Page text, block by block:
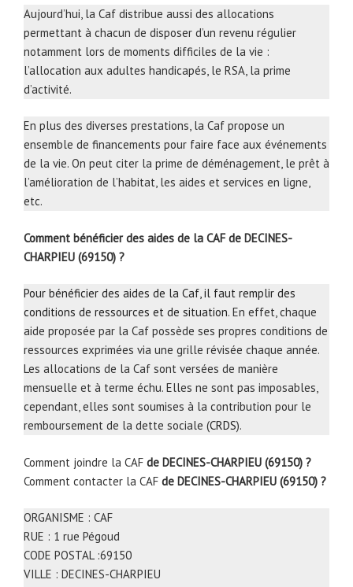
Aujourd’hui, la Caf distribue aussi des allocations
permettant à chacun de disposer d’un revenu régulier
notamment lors de moments difficiles de la vie :
l’allocation aux adultes handicapés, le RSA, la prime
d’activité.
En plus des diverses prestations, la Caf propose un
ensemble de financements pour faire face aux événements
de la vie. On peut citer la prime de déménagement, le prêt à
l’amélioration de l’habitat, les aides et services en ligne,
etc.
Comment bénéficier des aides de la CAF de DECINES-
CHARPIEU (69150) ?
Pour bénéficier des aides de la Caf, il faut remplir des
conditions de ressources et de situation. En effet, chaque
aide proposée par la Caf possède ses propres conditions de
ressources exprimées via une grille révisée chaque année.
Les allocations de la Caf sont versées de manière
mensuelle et à terme échu. Elles ne sont pas imposables,
cependant, elles sont soumises à la contribution pour le
remboursement de la dette sociale (CRDS).
Comment joindre la CAF de DECINES-CHARPIEU (69150) ?
Comment contacter la CAF de DECINES-CHARPIEU (69150) ?
ORGANISME : CAF
RUE : 1 rue Pégoud
CODE POSTAL :69150
VILLE : DECINES-CHARPIEU